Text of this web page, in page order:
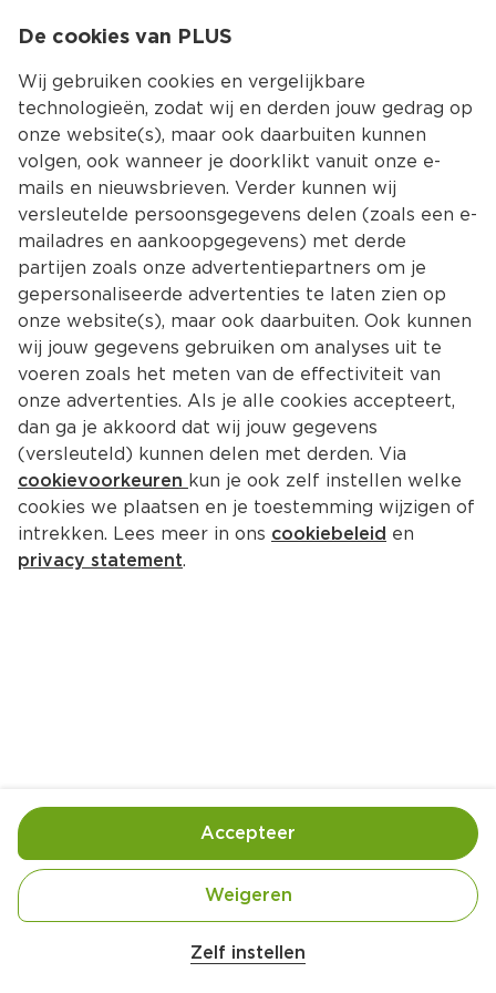
Kies jouw
Ingrediënten Bereiding
De cookies van PLUS
Wij gebruiken cookies en vergelijkbare
technologieën, zodat wij en derden jouw gedrag op
onze website(s), maar ook daarbuiten kunnen
volgen, ook wanneer je doorklikt vanuit onze e-
mails en nieuwsbrieven. Verder kunnen wij
versleutelde persoonsgegevens delen (zoals een e-
mailadres en aankoopgegevens) met derde
partijen zoals onze advertentiepartners om je
gepersonaliseerde advertenties te laten zien op
onze website(s), maar ook daarbuiten. Ook kunnen
wij jouw gegevens gebruiken om analyses uit te
voeren zoals het meten van de effectiviteit van
onze advertenties. Als je alle cookies accepteert,
dan ga je akkoord dat wij jouw gegevens
(versleuteld) kunnen delen met derden. Via
cookievoorkeuren kun je ook zelf instellen welke
cookies we plaatsen en je toestemming wijzigen of
intrekken. Lees meer in ons cookiebeleid en
privacy statement.
Zelf instellen
Weigeren
Accepteer